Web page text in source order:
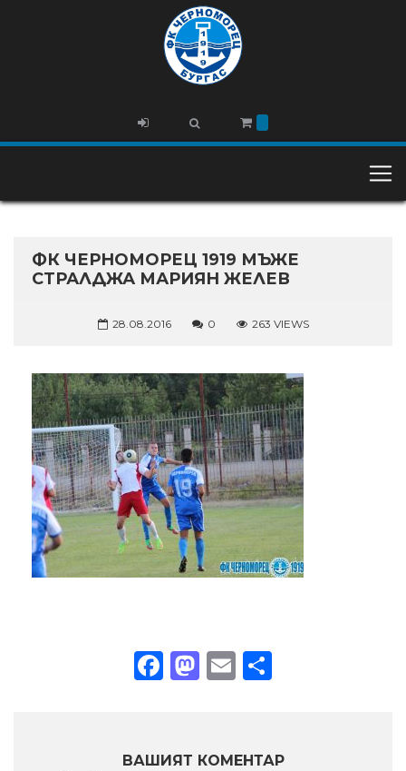
ФК ЧЕРНОМОРЕЦ 1919 МЪЖЕ
СТРАЛДЖА МАРИЯН ЖЕЛЕВ
28.08.2016 0 263 VIEWS
Facebook
Mastodon
Email
ВАШИЯТ КОМЕНТАР